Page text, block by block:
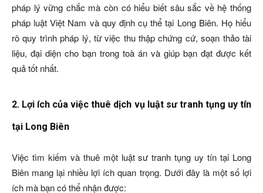
pháp lý vững chắc mà còn có hiểu biết sâu sắc về hệ thống
pháp luật Việt Nam và quy định cụ thể tại Long Biên. Họ hiểu
rõ quy trình pháp lý, từ việc thu thập chứng cứ, soạn thảo tài
liệu, đại diện cho bạn trong toà án và giúp bạn đạt được kết
quả tốt nhất.
2. Lợi ích của việc thuê dịch vụ luật sư tranh tụng uy tín
tại Long Biên
Việc tìm kiếm và thuê một luật sư tranh tụng uy tín tại Long
Biên mang lại nhiều lợi ích quan trọng. Dưới đây là một số lợi
ích mà bạn có thể nhận được: